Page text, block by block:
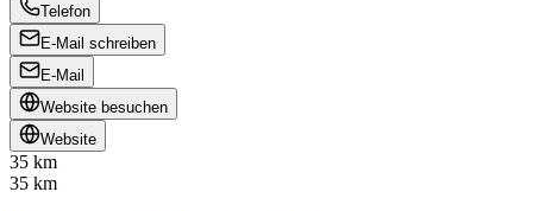
Telefon
E-Mail schreiben
E-Mail
Website besuchen
Website
35 km
35 km